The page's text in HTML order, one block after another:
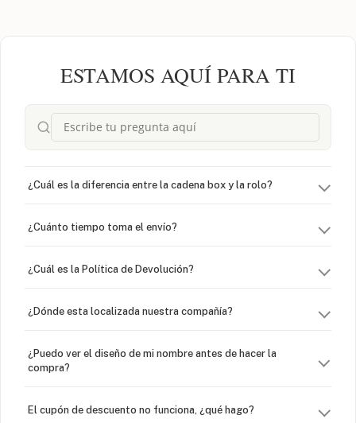
ESTAMOS AQUÍ PARA TI
¿Cuál es la diferencia entre la cadena box y la rolo?
¿Cuánto tiempo toma el envío?
¿Cuál es la Política de Devolución?
¿Dónde esta localizada nuestra compañía?
¿Puedo ver el diseño de mi nombre antes de hacer la
compra?
El cupón de descuento no funciona, ¿qué hago?